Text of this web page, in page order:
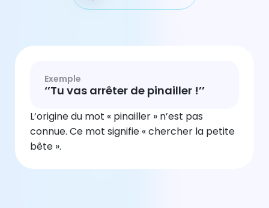
Exemple
‘’Tu vas arrêter de pinailler !’’
L’origine du mot « pinailler » n’est pas
connue. Ce mot signifie « chercher la petite
bête ».